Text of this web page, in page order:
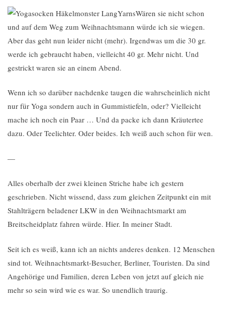
Wären sie nicht schon
und auf dem Weg zum Weihnachtsmann würde ich sie wiegen.
Aber das geht nun leider nicht (mehr). Irgendwas um die 30 gr.
werde ich gebraucht haben, vielleicht 40 gr. Mehr nicht. Und
gestrickt waren sie an einem Abend.
Wenn ich so darüber nachdenke taugen die wahrscheinlich nicht
nur für Yoga sondern auch in Gummistiefeln, oder? Vielleicht
mache ich noch ein Paar … Und da packe ich dann Kräutertee
dazu. Oder Teelichter. Oder beides. Ich weiß auch schon für wen.
—
Alles oberhalb der zwei kleinen Striche habe ich gestern
geschrieben. Nicht wissend, dass zum gleichen Zeitpunkt ein mit
Stahlträgern beladener LKW in den Weihnachtsmarkt am
Breitscheidplatz fahren würde. Hier. In meiner Stadt.
Seit ich es weiß, kann ich an nichts anderes denken. 12 Menschen
sind tot. Weihnachtsmarkt-Besucher, Berliner, Touristen. Da sind
Angehörige und Familien, deren Leben von jetzt auf gleich nie
mehr so sein wird wie es war. So unendlich traurig.